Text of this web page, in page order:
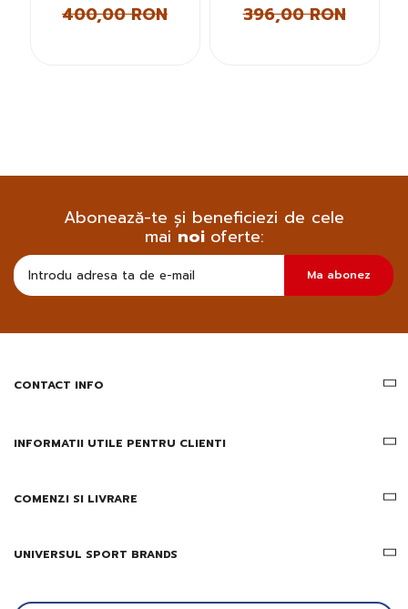
400,00 RON 396,00 RON
Abonează-te și beneficiezi de cele
mainoi oferte:
sa
primesc
informatii
Ma abonez
CONTACT INFO
INFORMATII UTILE PENTRU CLIENTI
COMENZI SI LIVRARE
UNIVERSUL SPORT BRANDS